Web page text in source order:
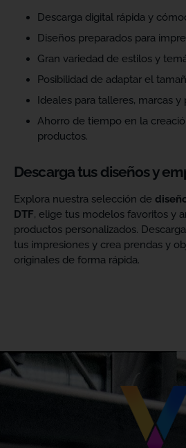
Descarga digital rápida y
Diseños preparados para
Gran variedad de estilos y
Posibilidad de adaptar el
Ideales para talleres, marcas
Ahorro de tiempo en la
productos.
Descarga tus diseños y
Explora nuestra selección de
DTF, elige tus modelos favoritos y
productos personalizados.
tus impresiones y crea prendas y
originales de forma rápida.